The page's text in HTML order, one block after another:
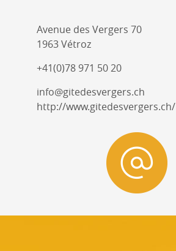
Avenue des Vergers 70
1963 Vétroz
+41(0)78 971 50 20
info@gitedesvergers.ch
http://www.gitedesvergers.ch/